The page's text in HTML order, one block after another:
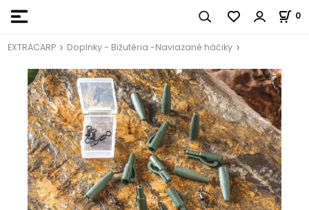
0
EXTRACARP Doplnky - Bižutéria -Naviazané háčiky